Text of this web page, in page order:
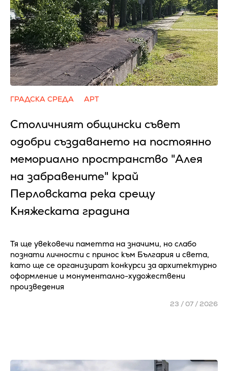
ГРАДСКА СРЕДА АРТ
Столичният общински съвет
одобри създаването на постоянно
мемориално пространство "Алея
на забравените" край
Перловската река срещу
Княжеската градина
Тя ще увековечи паметта на значими, но слабо
познати личности с принос към България и света,
като ще се организират конкурси за архитектурно
оформление и монументално-художествени
произведения
23 / 07 / 2026